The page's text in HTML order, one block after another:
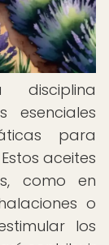
esenciales
para
aceites
como en
o
los